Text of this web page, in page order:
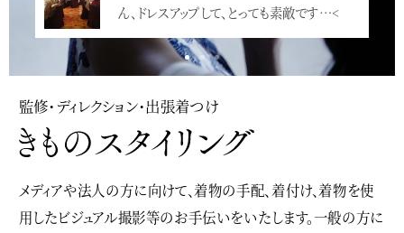
監修・ディレクション・出張着つけ
メディアや法人の方に向けて、着物の手配、着付け、着物を使
用したビジュアル撮影等のお手伝いをいたします。一般の方に
ん、ドレスアップして、とっても素敵です…<